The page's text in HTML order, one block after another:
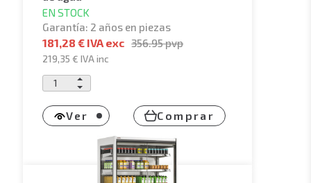
EN STOCK
Garantía: 2 años en piezas
181,28 € IVA exc 356.95pvp
219,35 €IVA inc
Ver Comprar